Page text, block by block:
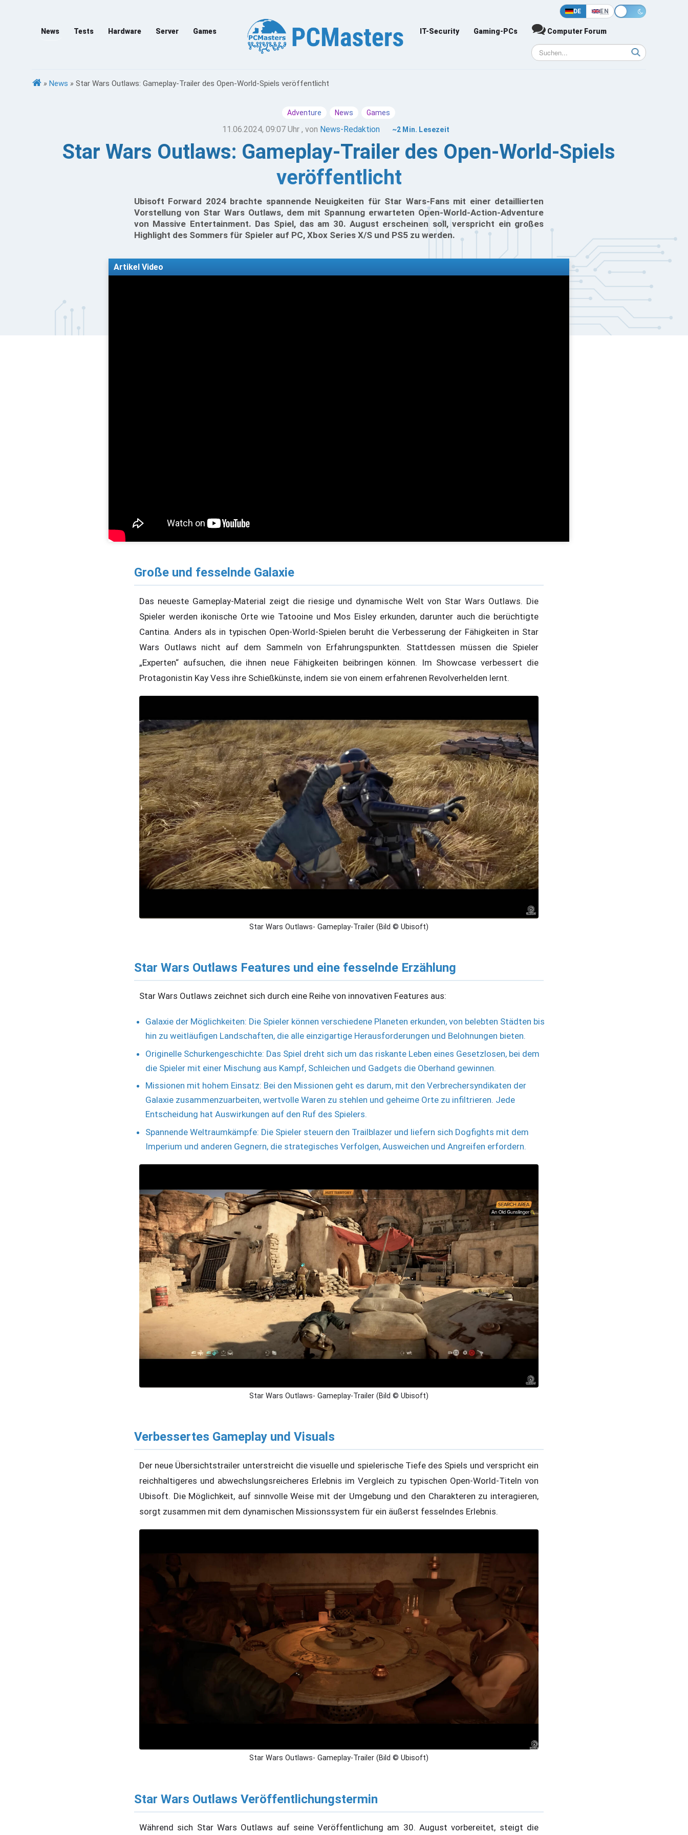
DE EN
News Tests Hardware Server Games IT-Security Gaming-PCs Computer Forum
» News » Star Wars Outlaws: Gameplay-Trailer des Open-World-Spiels veröffentlicht
Adventure News Games
11.06.2024, 09:07 Uhr , von News-Redaktion ~2 Min. Lesezeit
Star Wars Outlaws: Gameplay-Trailer des Open-World-Spiels
veröffentlicht
Ubisoft Forward 2024 brachte spannende Neuigkeiten für Star Wars-Fans mit einer detaillierten
Vorstellung von Star Wars Outlaws, dem mit Spannung erwarteten Open-World-Action-Adventure
von Massive Entertainment. Das Spiel, das am 30. August erscheinen soll, verspricht ein großes
Highlight des Sommers für Spieler auf PC, Xbox Series X/S und PS5 zu werden.
Artikel Video
Große und fesselnde Galaxie
Das neueste Gameplay-Material zeigt die riesige und dynamische Welt von Star Wars Outlaws. Die
Spieler werden ikonische Orte wie Tatooine und Mos Eisley erkunden, darunter auch die berüchtigte
Cantina. Anders als in typischen Open-World-Spielen beruht die Verbesserung der Fähigkeiten in Star
Wars Outlaws nicht auf dem Sammeln von Erfahrungspunkten. Stattdessen müssen die Spieler
„Experten“ aufsuchen, die ihnen neue Fähigkeiten beibringen können. Im Showcase verbessert die
Protagonistin Kay Vess ihre Schießkünste, indem sie von einem erfahrenen Revolverhelden lernt.
Star Wars Outlaws- Gameplay-Trailer (Bild © Ubisoft)
Star Wars Outlaws Features und eine fesselnde Erzählung
Star Wars Outlaws zeichnet sich durch eine Reihe von innovativen Features aus:
Galaxie der Möglichkeiten: Die Spieler können verschiedene Planeten erkunden, von belebten Städten bis
hin zu weitläufigen Landschaften, die alle einzigartige Herausforderungen und Belohnungen bieten.
Originelle Schurkengeschichte: Das Spiel dreht sich um das riskante Leben eines Gesetzlosen, bei dem
die Spieler mit einer Mischung aus Kampf, Schleichen und Gadgets die Oberhand gewinnen.
Missionen mit hohem Einsatz: Bei den Missionen geht es darum, mit den Verbrechersyndikaten der
Galaxie zusammenzuarbeiten, wertvolle Waren zu stehlen und geheime Orte zu infiltrieren. Jede
Entscheidung hat Auswirkungen auf den Ruf des Spielers.
Spannende Weltraumkämpfe: Die Spieler steuern den Trailblazer und liefern sich Dogfights mit dem
Imperium und anderen Gegnern, die strategisches Verfolgen, Ausweichen und Angreifen erfordern.
Star Wars Outlaws- Gameplay-Trailer (Bild © Ubisoft)
Verbessertes Gameplay und Visuals
Der neue Übersichtstrailer unterstreicht die visuelle und spielerische Tiefe des Spiels und verspricht ein
reichhaltigeres und abwechslungsreicheres Erlebnis im Vergleich zu typischen Open-World-Titeln von
Ubisoft. Die Möglichkeit, auf sinnvolle Weise mit der Umgebung und den Charakteren zu interagieren,
sorgt zusammen mit dem dynamischen Missionssystem für ein äußerst fesselndes Erlebnis.
Star Wars Outlaws- Gameplay-Trailer (Bild © Ubisoft)
Star Wars Outlaws Veröffentlichungstermin
Während sich Star Wars Outlaws auf seine Veröffentlichung am 30. August vorbereitet, steigt die